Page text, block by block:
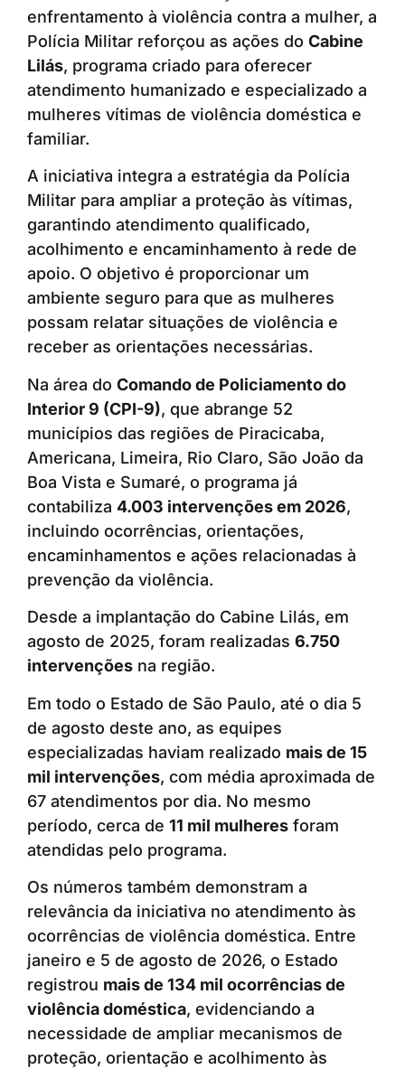
enfrentamento à violência contra a mulher, a
Polícia Militar reforçou as ações do Cabine
Lilás, programa criado para oferecer
atendimento humanizado e especializado a
mulheres vítimas de violência doméstica e
familiar.
A iniciativa integra a estratégia da Polícia
Militar para ampliar a proteção às vítimas,
garantindo atendimento qualificado,
acolhimento e encaminhamento à rede de
apoio. O objetivo é proporcionar um
ambiente seguro para que as mulheres
possam relatar situações de violência e
receber as orientações necessárias.
Na área do Comando de Policiamento do
Interior 9 (CPI-9), que abrange 52
municípios das regiões de Piracicaba,
Americana, Limeira, Rio Claro, São João da
Boa Vista e Sumaré, o programa já
contabiliza 4.003 intervenções em 2026,
incluindo ocorrências, orientações,
encaminhamentos e ações relacionadas à
prevenção da violência.
Desde a implantação do Cabine Lilás, em
agosto de 2025, foram realizadas 6.750
intervenções na região.
Em todo o Estado de São Paulo, até o dia 5
de agosto deste ano, as equipes
especializadas haviam realizado mais de 15
mil intervenções, com média aproximada de
67 atendimentos por dia. No mesmo
período, cerca de 11 mil mulheres foram
atendidas pelo programa.
Os números também demonstram a
relevância da iniciativa no atendimento às
ocorrências de violência doméstica. Entre
janeiro e 5 de agosto de 2026, o Estado
registrou mais de 134 mil ocorrências de
violência doméstica, evidenciando a
necessidade de ampliar mecanismos de
proteção, orientação e acolhimento às